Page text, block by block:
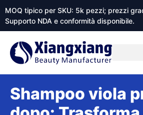
MOQ tipico per SKU: 5k pezzi; prezzi
Supporto NDA e conformità disponibile.
Shampoo viola